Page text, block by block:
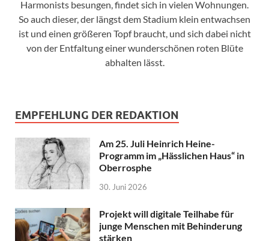
Harmonists besungen, findet sich in vielen Wohnungen.
So auch dieser, der längst dem Stadium klein entwachsen
ist und einen größeren Topf braucht, und sich dabei nicht
von der Entfaltung einer wunderschönen roten Blüte
abhalten lässt.
EMPFEHLUNG DER REDAKTION
Am 25. Juli Heinrich Heine-
Programm im „Hässlichen Haus“ in
Oberrosphe
30. Juni 2026
Projekt will digitale Teilhabe für
junge Menschen mit Behinderung
stärken